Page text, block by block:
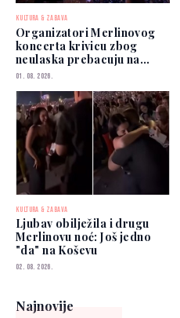
KULTURA & ZABAVA
Organizatori Merlinovog
koncerta krivicu zbog
neulaska prebacuju na
publiku
01. 08. 2026.
KULTURA & ZABAVA
Ljubav obilježila i drugu
Merlinovu noć: Još jedno
"da" na Koševu
02. 08. 2026.
Najnovije